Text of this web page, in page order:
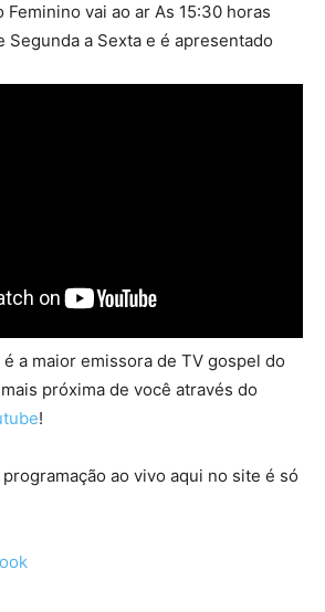
Feminino vai ao ar As 15:30 horas
Segunda a Sexta e é apresentado
a maior emissora de TV gospel do
próxima de você através do
!
ao vivo aqui no site é só